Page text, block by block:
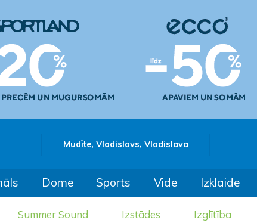
Mudīte, Vladislavs, Vladislava
Dome Sports Vide Izklaide
Summer Sound Izstādes Izglītība